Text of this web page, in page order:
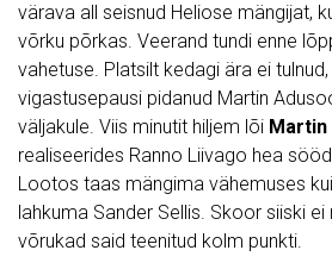
värava all seisnud Heliose mängijat,
võrku põrkas. Veerand tundi enne
vahetuse. Platsilt kedagi ära ei
vigastusepausi pidanud Martin
väljakule. Viis minutit hiljem lõi Martin
realiseerides Ranno Liivago hea
Lootos taas mängima vähemuses
lahkuma Sander Sellis. Skoor siiski ei
võrukad said teenitud kolm punkti.